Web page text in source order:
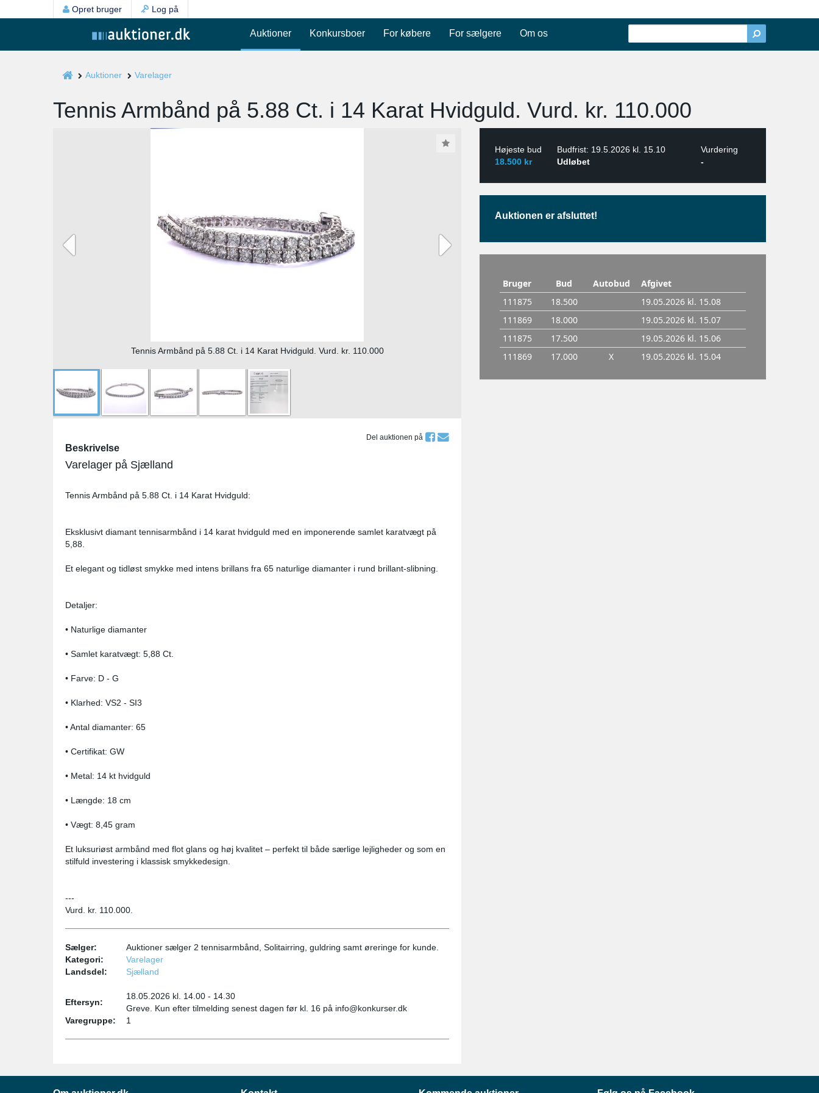
Opret bruger Log på
Auktioner Konkursboer For købere For sælgere Om os
Auktioner Varelager
Tennis Armbånd på 5.88 Ct. i 14 Karat Hvidguld. Vurd. kr. 110.000
Tennis Armbånd på 5.88 Ct. i 14 Karat Hvidguld. Vurd. kr. 110.000
Del auktionen på
Beskrivelse
Varelager på Sjælland
Tennis Armbånd på 5.88 Ct. i 14 Karat Hvidguld:
Eksklusivt diamant tennisarmbånd i 14 karat hvidguld med en imponerende samlet karatvægt på
5,88.
Et elegant og tidløst smykke med intens brillans fra 65 naturlige diamanter i rund brillant-slibning.
Detaljer:
• Naturlige diamanter
• Samlet karatvægt: 5,88 Ct.
• Farve: D - G
• Klarhed: VS2 - SI3
• Antal diamanter: 65
• Certifikat: GW
• Metal: 14 kt hvidguld
• Længde: 18 cm
• Vægt: 8,45 gram
Et luksuriøst armbånd med flot glans og høj kvalitet – perfekt til både særlige lejligheder og som en
stilfuld investering i klassisk smykkedesign.
---
Vurd. kr. 110.000.
Sælger:
Auktioner sælger 2 tennisarmbånd, Solitairring, guldring samt øreringe for kunde.
Kategori:
Varelager
Landsdel:
Sjælland
Eftersyn:
18.05.2026 kl. 14.00 - 14.30
Greve. Kun efter tilmelding senest dagen før kl. 16 på info@konkurser.dk
Varegruppe:
1
Højeste bud Budfrist: 19.5.2026 kl. 15.10
Vurdering
18.500 kr
Udløbet -
Auktionen er afsluttet!